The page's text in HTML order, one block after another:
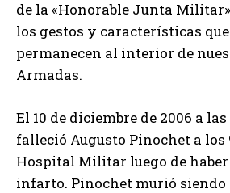
de la «Honorable Junta
los gestos y características
permanecen al interior de
Armadas.
El 10 de diciembre de 2006 a
falleció Augusto Pinochet a los
Hospital Militar luego de
infarto. Pinochet murió siendo